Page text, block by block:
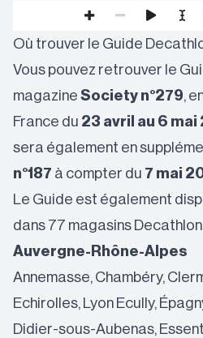
Où trouver le Guide
Vous pouvez retrouver le
magazine Society n°279,
France du 23 avril au 6 mai
sera également en
n°187 à compter du 7 mai
Le Guide est également
dans 77 magasins
Auvergne-Rhône-Alpes
Annemasse, Chambéry,
Echirolles, Lyon Ecully,
Didier-sous-Aubenas,